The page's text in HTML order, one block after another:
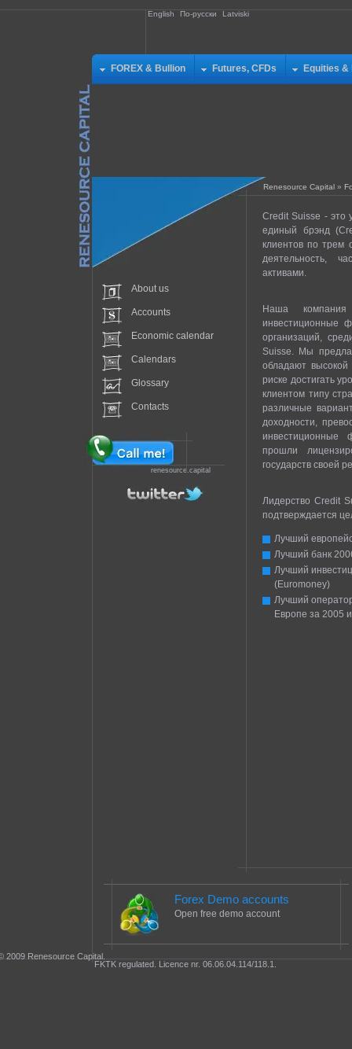
English По-русски Latviski
FOREX & Bullion Futures, CFDs Equities &
Renesource Capital »
Credit Suisse - это
единый брэнд
клиентов по трем
деятельность,
активами.
Наша
инвестиционные
организаций,
Suisse. Мы
обладают
риске достигать
клиентом типу
различные
доходности,
инвестиционные
прошли
государств своей
Лидерство Credit
подтверждается
Лучший
Лучший банк
Лучший
(Euromoney)
Лучший
Европе за 2005
About us
Accounts
Economic calendar
Calendars
Glossary
Contacts
renesource.capital
Forex Demo accounts
Open free demo account
2009 Renesource Capital.
FKTK regulated. Licence nr. 06.06.04.114/118.1.